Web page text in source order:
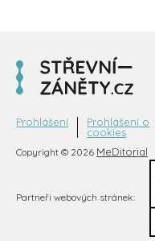
Copyright © 2026 MeDitorial
Prohlášení
Prohlášení o
cookies
Partneři webových stránek: